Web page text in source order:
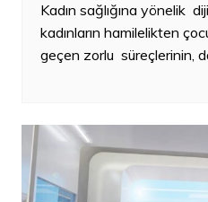
Kadın sağlığına yönelik
kadınların hamilelikten
geçen zorlu süreçlerinin,